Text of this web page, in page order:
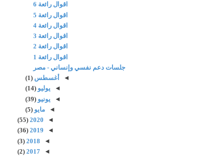
اقوال رائعة 6
اقوال رائعة 5
اقوال رائعة 4
اقوال رائعة 3
اقوال رائعة 2
اقوال رائعة 1
جلسات دعم نفسي وإنساني - مصر
◄
أغسطس(1)
◄ يوليو(14)
◄ يونيو(39)
◄مايو(5)
◄
2020
(55)
◄
2019
(36)
◄
2018
(3)
◄
2017
(2)